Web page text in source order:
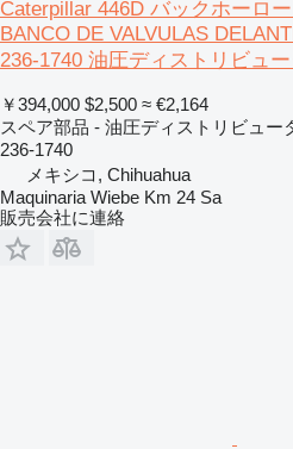
Caterpillar 446D バックホーロ
BANCO DE VALVULAS
236-1740 油圧ディストリビュー
￥394,000 $2,500 ≈ €2,164
スペア部品 - 油圧ディストリビュー
236-1740
メキシコ, Chihuahua
Maquinaria Wiebe Km 24 Sa
販売会社に連絡